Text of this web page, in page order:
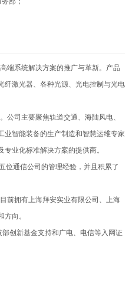
端系统解决方案的推广与革新。产品
纤激光器、各种光源、光电控制与光电
司主要聚焦轨道交通、海陆风电、
业智能装备的生产制造和智慧运维专家
业化标准解决方案的提供商。
位通信公司的管理经验，并且积累了
前拥有上海拜安实业有限公司、上海
向。
创新基金支持和广电、电信等入网证